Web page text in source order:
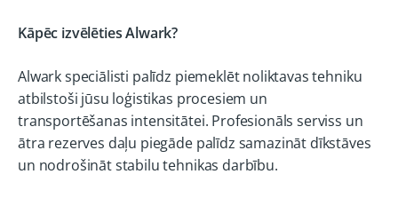
Kāpēc izvēlēties Alwark?
Alwark speciālisti palīdz piemeklēt noliktavas tehniku
atbilstoši jūsu loģistikas procesiem un
transportēšanas intensitātei. Profesionāls serviss un
ātra rezerves daļu piegāde palīdz samazināt dīkstāves
un nodrošināt stabilu tehnikas darbību.